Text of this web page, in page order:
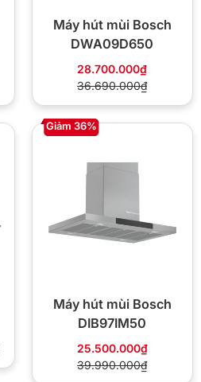
Máy hút mùi Bosch
DWA09D650
28.700.000₫
36.690.000₫
Giảm 36%
Máy hút mùi Bosch
DIB97IM50
25.500.000₫
39.990.000₫